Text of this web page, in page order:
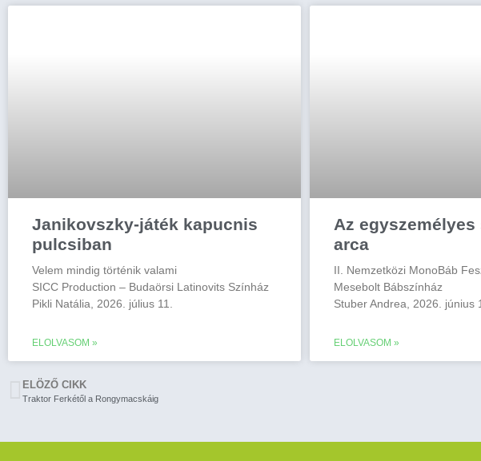
Janikovszky-játék kapucnis
pulcsiban
Velem mindig történik valami
SICC Production – Budaörsi Latinovits Színház
Pikli Natália, 2026. július 11.
ELOLVASOM »
Az
arca
II. Nemzetközi MonoBáb
Mesebolt Bábszínház
Stuber Andrea, 2026. június
ELOLVASOM »
ELÖZŐ CIKK
Traktor Ferkétől a Rongymacskáig